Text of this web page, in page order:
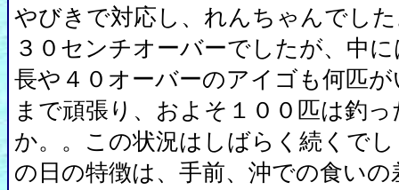
やびきで対応し、れんちゃんでし
３０センチオーバーでしたが、中
長や４０オーバーのアイゴも何匹
まで頑張り、およそ１００匹は釣
か。。この状況はしばらく続くで
の日の特徴は、手前、沖での食い